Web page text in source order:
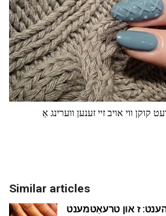
קוקן ווי אויב זיי זענען ווערינג אַ
Similar articles
הענט: ז און טרעאַטמענט